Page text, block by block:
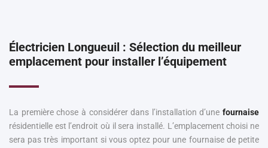
Électricien Longueuil : Sélection du meilleur
emplacement pour installer l’équipement
La première chose à considérer dans l’installation d’une fournaise
résidentielle est l’endroit où il sera installé. L’emplacement choisi ne
sera pas très important si vous optez pour une fournaise de petite